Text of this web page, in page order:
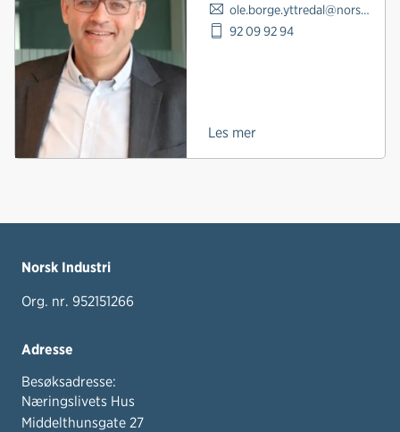
ole.borge.yttredal@norskindustri.no
92 09 92 94
Les mer
Norsk Industri
Org. nr. 952151266
Adresse
Besøksadresse:
Næringslivets Hus
Middelthunsgate 27